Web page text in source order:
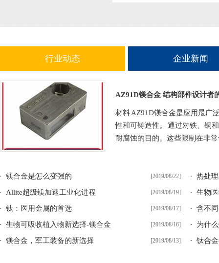
行业动态 企业新闻
AZ91D镁合金 结构部件设计者
材料 AZ91D镁合金是应用最广
性和可铸造性。 通过对铁、铜
耐腐蚀的目的。这些限制在非
[2019/08/22]
镁合金是怎么变强的 热处
[2019/08/19]
Allite超级镁加速工业化进程 生物
[2019/08/17]
钛：医用金属的首选 含不
[2019/08/16]
生物可吸收植入物新选择-镁合金 为什
[2019/08/13]
镁合金，军工装备的新选择 钛合